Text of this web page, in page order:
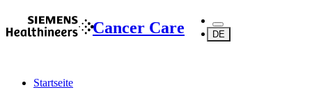
Cancer Care DE
Startseite